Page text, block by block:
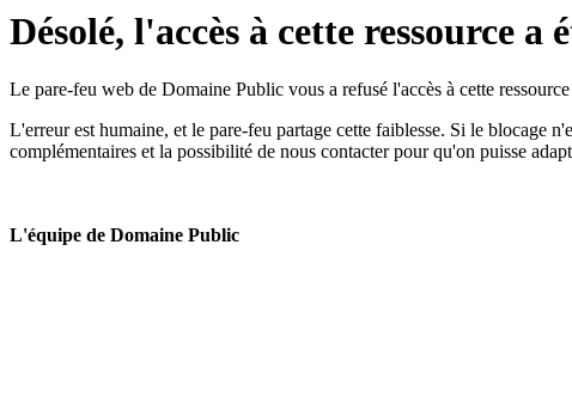
Désolé, l'accès à cette ressource a
Le pare-feu web de Domaine Public vous a refusé l'accès à cette
L'erreur est humaine, et le pare-feu partage cette faiblesse. Si le blocage
complémentaires et la possibilité de nous contacter pour qu'on puisse
L'équipe de Domaine Public